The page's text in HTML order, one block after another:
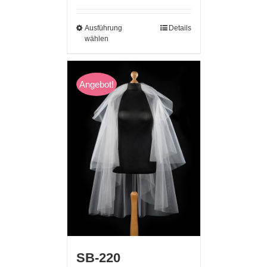
Ausführung
wählen
Details
Angebot!
SB-220